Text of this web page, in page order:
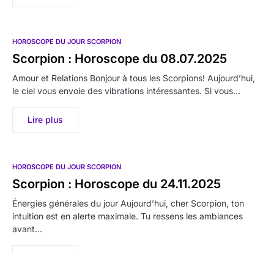
HOROSCOPE DU JOUR SCORPION
Scorpion : Horoscope du 08.07.2025
Amour et Relations Bonjour à tous les Scorpions! Aujourd’hui,
le ciel vous envoie des vibrations intéressantes. Si vous…
Lire plus
HOROSCOPE DU JOUR SCORPION
Scorpion : Horoscope du 24.11.2025
Énergies générales du jour Aujourd’hui, cher Scorpion, ton
intuition est en alerte maximale. Tu ressens les ambiances
avant…